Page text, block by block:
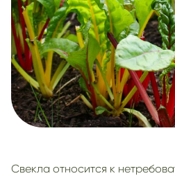
Свекла относится к